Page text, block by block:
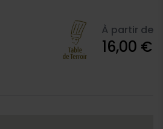
À partir de
16,00 €